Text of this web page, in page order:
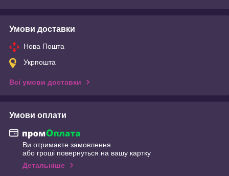
Умови доставки
Нова Пошта
Укрпошта
Всі умови доставки
Умови оплати
Ви отримаєте замовлення
або гроші повернуться на вашу картку
Детальніше